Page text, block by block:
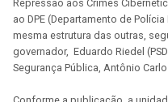
Repressão aos Crimes
ao DPE (Departamento de
mesma estrutura das outras,
governador, Eduardo Riedel
Segurança Pública, Antônio